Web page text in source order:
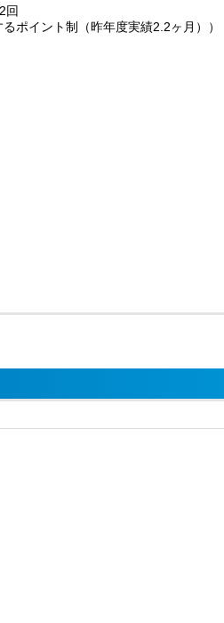
回
ポイント制（昨年度実績2.2ヶ月））